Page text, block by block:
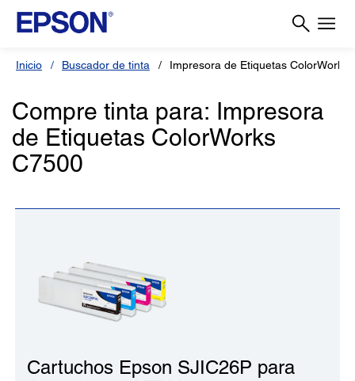
Inicio Buscador de tinta Impresora de Etiquetas ColorWorks
Compre tinta para: Impresora
de Etiquetas ColorWorks
C7500
Cartuchos Epson SJIC26P para